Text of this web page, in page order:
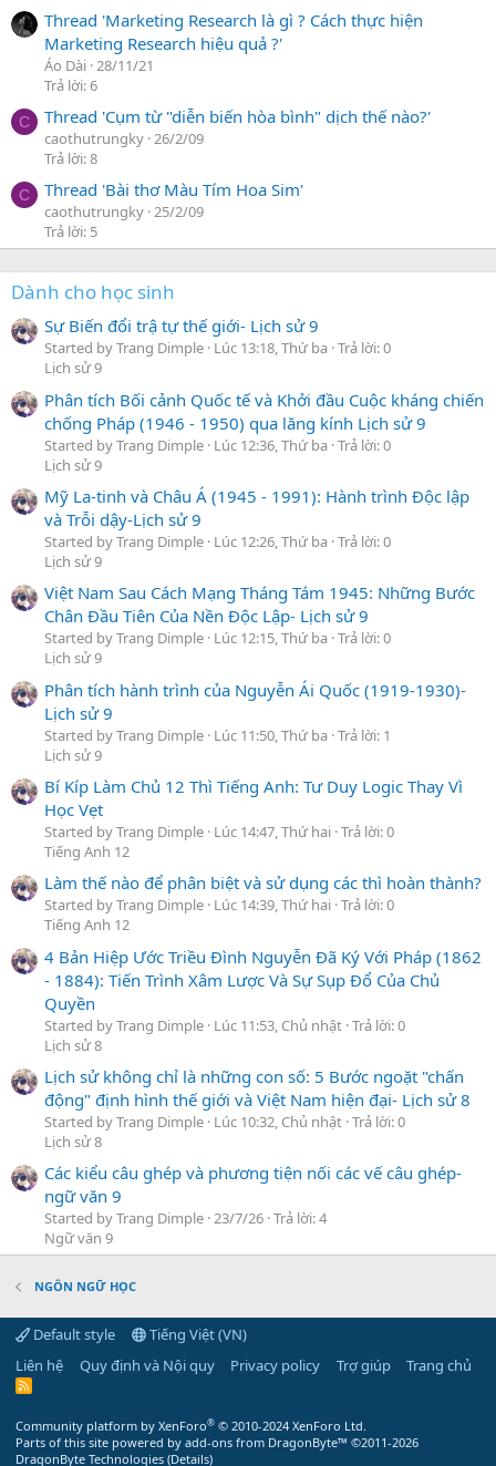
Thread 'Marketing Research là gì ? Cách thực hiện
Marketing Research hiệu quả ?'
Áo Dài 28/11/21
Trả lời: 6
C Thread 'Cụm từ "diễn biến hòa bình" dịch thế nào?'
caothutrungky 26/2/09
Trả lời: 8
C Thread 'Bài thơ Màu Tím Hoa Sim'
caothutrungky 25/2/09
Trả lời: 5
Dành cho học sinh
Sự Biến đổi trậ tự thế giới- Lịch sử 9
Started by Trang Dimple Lúc 13:18, Thứ ba Trả lời: 0
Lịch sử 9
Phân tích Bối cảnh Quốc tế và Khởi đầu Cuộc kháng chiến
chống Pháp (1946 - 1950) qua lăng kính Lịch sử 9
Started by Trang Dimple Lúc 12:36, Thứ ba Trả lời: 0
Lịch sử 9
Mỹ La-tinh và Châu Á (1945 - 1991): Hành trình Độc lập
và Trỗi dậy-Lịch sử 9
Started by Trang Dimple Lúc 12:26, Thứ ba Trả lời: 0
Lịch sử 9
Việt Nam Sau Cách Mạng Tháng Tám 1945: Những Bước
Chân Đầu Tiên Của Nền Độc Lập- Lịch sử 9
Started by Trang Dimple Lúc 12:15, Thứ ba Trả lời: 0
Lịch sử 9
Phân tích hành trình của Nguyễn Ái Quốc (1919-1930)-
Lịch sử 9
Started by Trang Dimple Lúc 11:50, Thứ ba Trả lời: 1
Lịch sử 9
Bí Kíp Làm Chủ 12 Thì Tiếng Anh: Tư Duy Logic Thay Vì
Học Vẹt
Started by Trang Dimple Lúc 14:47, Thứ hai Trả lời: 0
Tiếng Anh 12
Làm thế nào để phân biệt và sử dụng các thì hoàn thành?
Started by Trang Dimple Lúc 14:39, Thứ hai Trả lời: 0
Tiếng Anh 12
4 Bản Hiệp Ước Triều Đình Nguyễn Đã Ký Với Pháp (1862
- 1884): Tiến Trình Xâm Lược Và Sự Sụp Đổ Của Chủ
Quyền
Started by Trang Dimple Lúc 11:53, Chủ nhật Trả lời: 0
Lịch sử 8
Lịch sử không chỉ là những con số: 5 Bước ngoặt "chấn
động" định hình thế giới và Việt Nam hiện đại- Lịch sử 8
Started by Trang Dimple Lúc 10:32, Chủ nhật Trả lời: 0
Lịch sử 8
Các kiểu câu ghép và phương tiện nối các vế câu ghép-
ngữ văn 9
Started by Trang Dimple 23/7/26 Trả lời: 4
Ngữ văn 9
NGÔN NGỮ HỌC
Default style
Tiếng Việt (VN)
Liên hệ
Quy định và Nội quy Privacy policy Trợ giúp Trang chủ
R
Community platform by XenForo® © 2010-2024 XenForo Ltd.
Parts of this site powered by add-ons from DragonByte™ ©2011-2026
DragonByte Technologies (Details)